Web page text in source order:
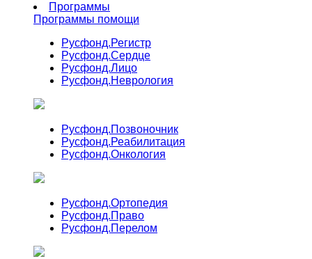
Программы
Программы помощи
Русфонд.Регистр
Русфонд.Сердце
Русфонд.Лицо
Русфонд.Неврология
Русфонд.Позвоночник
Русфонд.Реабилитация
Русфонд.Онкология
Русфонд.Ортопедия
Русфонд.Право
Русфонд.Перелом